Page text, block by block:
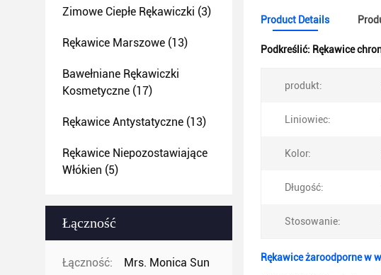
Zimowe Ciepłe Rękawiczki (3)
Rękawice Marszowe (13)
Bawełniane Rękawiczki
Kosmetyczne (17)
Rękawice Antystatyczne (13)
Rękawice Niepozostawiające
Włókien (5)
Łączność
Łączność: Mrs. Monica Sun
Product Details
Podkreślić: Rękawice
produkt:
Liniowiec:
Kolor:
Długość:
Stosowanie:
Rękawice żaroodporne w